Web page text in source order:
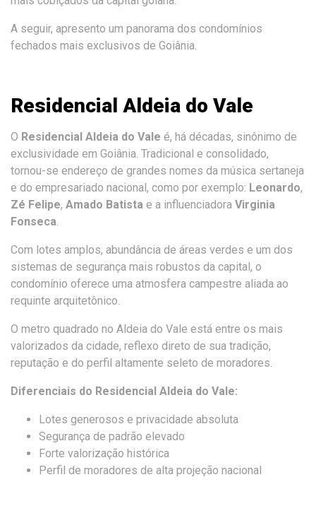
A seguir, apresento um panorama dos condomínios
fechados mais exclusivos de Goiânia.
Residencial Aldeia do Vale
O Residencial Aldeia do Vale é, há décadas, sinônimo de
exclusividade em Goiânia. Tradicional e consolidado,
tornou-se endereço de grandes nomes da música sertaneja
e do empresariado nacional, como por exemplo: Leonardo,
Zé Felipe, Amado Batista e a influenciadora Virginia
Fonseca.
Com lotes amplos, abundância de áreas verdes e um dos
sistemas de segurança mais robustos da capital, o
condomínio oferece uma atmosfera campestre aliada ao
requinte arquitetônico.
O metro quadrado no Aldeia do Vale está entre os mais
valorizados da cidade, reflexo direto de sua tradição,
reputação e do perfil altamente seleto de moradores.
Diferenciais do Residencial Aldeia do Vale:
Lotes generosos e privacidade absoluta
Segurança de padrão elevado
Forte valorização histórica
Perfil de moradores de alta projeção nacional